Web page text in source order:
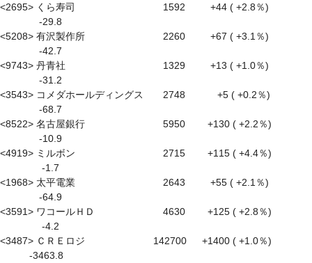
<2695> くら寿司　　　　　　　　　1592 　　 +44 ( +2.8％)
-29.8
<5208> 有沢製作所　　　　　　　　2260 　　 +67 ( +3.1％)
-42.7
<9743> 丹青社　　　　　　　　　　1329 　　 +13 ( +1.0％)
-31.2
<3543> コメダホールディングス　　2748　　　 +5 ( +0.2％)
-68.7
<8522> 名古屋銀行　　　　　　　　5950　　 +130 ( +2.2％)
-10.9
<4919> ミルボン　　　　　　　　　2715　　 +115 ( +4.4％)
-1.7
<1968> 太平電業　　　　　　　　　2643 　　 +55 ( +2.1％)
-64.9
<3591> ワコールＨＤ　　　　　　　4630　　 +125 ( +2.8％)
-4.2
<3487> ＣＲＥロジ　　　　　　　142700 　 +1400 ( +1.0％)
-3463.8